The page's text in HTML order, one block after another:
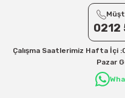
0212
Çalışma Saatlerimiz Hafta İçi
Pazar